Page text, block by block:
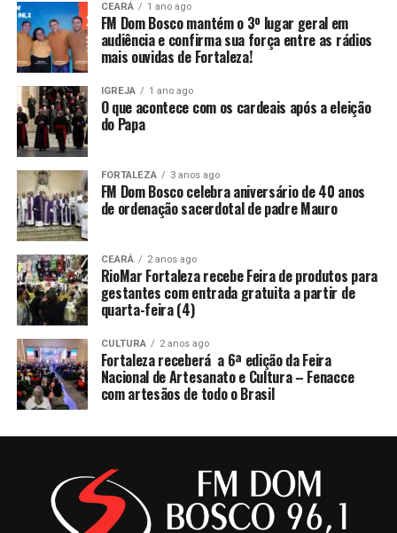
CEARÁ 1 ano ago
FM Dom Bosco mantém o 3º lugar geral em
audiência e confirma sua força entre as rádios
mais ouvidas de Fortaleza!
IGREJA 1 ano ago
O que acontece com os cardeais após a eleição
do Papa
FORTALEZA 3 anos ago
FM Dom Bosco celebra aniversário de 40 anos
de ordenação sacerdotal de padre Mauro
CEARÁ 2 anos ago
RioMar Fortaleza recebe Feira de produtos para
gestantes com entrada gratuita a partir de
quarta-feira (4)
CULTURA 2 anos ago
Fortaleza receberá a 6ª edição da Feira
Nacional de Artesanato e Cultura – Fenacce
com artesãos de todo o Brasil